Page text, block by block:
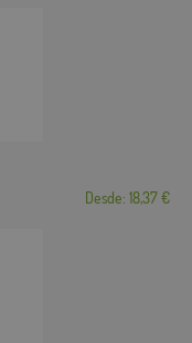
Desde: 18,37 €